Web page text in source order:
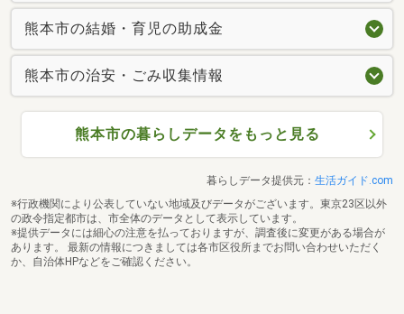
熊本市の結婚・育児の助成金
熊本市の治安・ごみ収集情報
熊本市の暮らしデータをもっと見る
暮らしデータ提供元： 生活ガイド.com
※行政機関により公表していない地域及びデータがございます。東京23区以外
の政令指定都市は、市全体のデータとして表示しています。
※提供データには細心の注意を払っておりますが、調査後に変更がある場合が
あります。 最新の情報につきましては各市区役所までお問い合わせいただく
か、自治体HPなどをご確認ください。